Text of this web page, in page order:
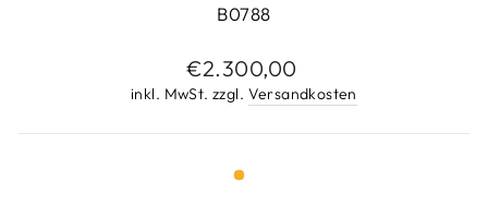
B0788
Normaler
Preis
€2.300,00
inkl. MwSt. zzgl. Versandkosten